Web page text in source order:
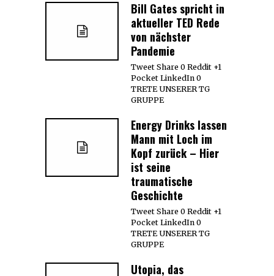
Bill Gates spricht in
aktueller TED Rede
von nächster
Pandemie
Tweet Share 0 Reddit +1
Pocket LinkedIn 0
TRETE UNSERER TG
GRUPPE
Energy Drinks lassen
Mann mit Loch im
Kopf zurück – Hier
ist seine
traumatische
Geschichte
Tweet Share 0 Reddit +1
Pocket LinkedIn 0
TRETE UNSERER TG
GRUPPE
Utopia, das